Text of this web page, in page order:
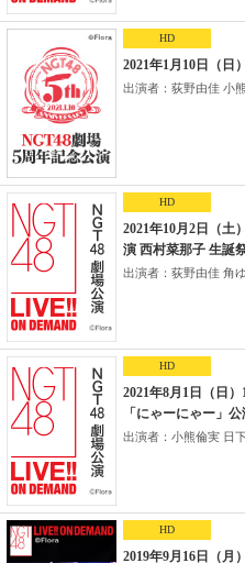
HD
2021年1月10日（日
出演者：荻野由佳 小
HD
2021年10月2日（土
演 西村菜那子 生誕
出演者：荻野由佳 角
HD
2021年8月1日（日
「にゃーにゃー」公
出演者：小熊倫実 日
HD
2019年9月16日（月